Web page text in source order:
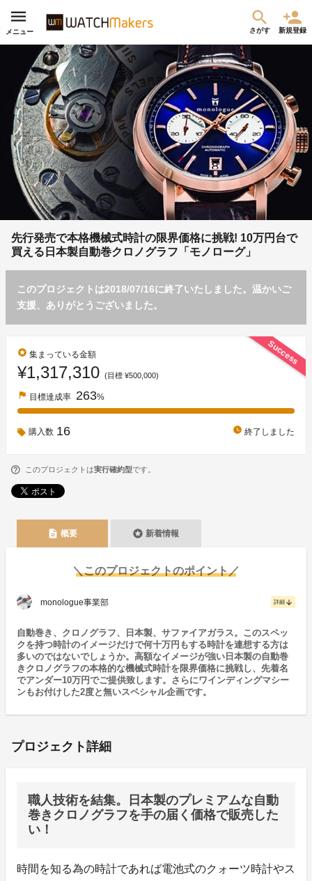
メニュー さがす 新規登録
先行発売で本格機械式時計の限界価格に挑戦! 10万円台で
買える日本製自動巻クロノグラフ「モノローグ」
このプロジェクトは2018/07/16に終了いたしました。温かいご
支援、ありがとうございました。
Success
stars 集まっている金額
¥1,317,310 (目標 ¥500,000)
flag 目標達成率 263%
購入数 16 watch_later 終了しました
このプロジェクトは実行確約型です。
description 概要 stars 新着情報
＼このプロジェクトのポイント／
monologue事業部 詳細 arrow_downward
自動巻き、クロノグラフ、日本製、サファイアガラス。このスペッ
クを持つ時計のイメージだけで何十万円もする時計を連想する方は
多いのではないでしょうか。高額なイメージが強い日本製の自動巻
きクロノグラフの本格的な機械式時計を限界価格に挑戦し、先着名
でアンダー10万円でご提供致します。さらにワインディングマシー
ンもお付けした2度と無いスペシャル企画です。
プロジェクト詳細
職人技術を結集。日本製のプレミアムな自動
巻きクロノグラフを手の届く価格で販売した
い！
時間を知る為の時計であれば電池式のクォーツ時計やス